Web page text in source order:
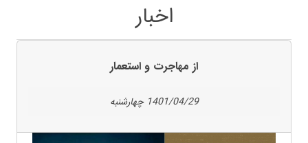
اخبار
از مهاجرت و استعمار
1401/04/29 چهارشنبه